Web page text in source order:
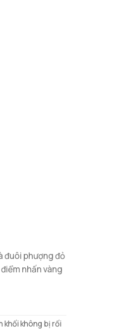
đuôi phượng đỏ
nhấn vàng
khối không bị rối